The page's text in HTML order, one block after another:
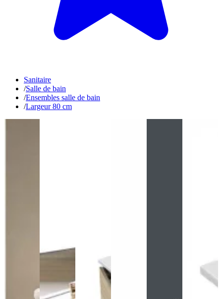
Sanitaire
/Salle de bain
/Ensembles salle de bain
/Largeur 80 cm